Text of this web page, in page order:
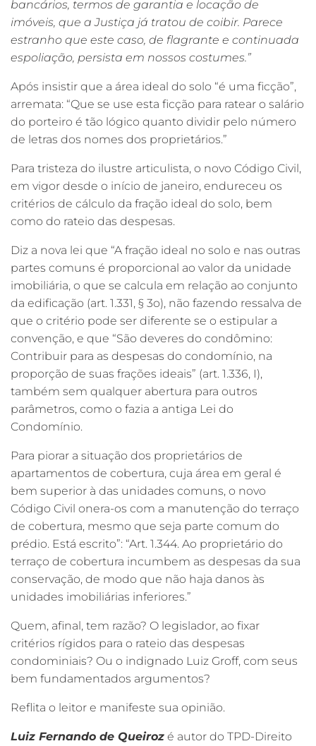
bancários, termos de garantia e locação de
imóveis, que a Justiça já tratou de coibir. Parece
estranho que este caso, de flagrante e continuada
espoliação, persista em nossos costumes.”
Após insistir que a área ideal do solo “é uma ficção”,
arremata: “Que se use esta ficção para ratear o salário
do porteiro é tão lógico quanto dividir pelo número
de letras dos nomes dos proprietários.”
Para tristeza do ilustre articulista, o novo Código Civil,
em vigor desde o início de janeiro, endureceu os
critérios de cálculo da fração ideal do solo, bem
como do rateio das despesas.
Diz a nova lei que “A fração ideal no solo e nas outras
partes comuns é proporcional ao valor da unidade
imobiliária, o que se calcula em relação ao conjunto
da edificação (art. 1.331, § 3o), não fazendo ressalva de
que o critério pode ser diferente se o estipular a
convenção, e que “São deveres do condômino:
Contribuir para as despesas do condomínio, na
proporção de suas frações ideais” (art. 1.336, I),
também sem qualquer abertura para outros
parâmetros, como o fazia a antiga Lei do
Condomínio.
Para piorar a situação dos proprietários de
apartamentos de cobertura, cuja área em geral é
bem superior à das unidades comuns, o novo
Código Civil onera-os com a manutenção do terraço
de cobertura, mesmo que seja parte comum do
prédio. Está escrito”: “Art. 1.344. Ao proprietário do
terraço de cobertura incumbem as despesas da sua
conservação, de modo que não haja danos às
unidades imobiliárias inferiores.”
Quem, afinal, tem razão? O legislador, ao fixar
critérios rígidos para o rateio das despesas
condominiais? Ou o indignado Luiz Groff, com seus
bem fundamentados argumentos?
Reflita o leitor e manifeste sua opinião.
Luiz Fernando de Queiroz é autor do TPD-Direito